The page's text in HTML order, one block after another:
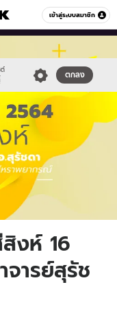
เข้าสู่ระบบสมาชิก
หมวดอื่นๆ
ต์
ตกลง
งห์ 16
จารย์สุรัช